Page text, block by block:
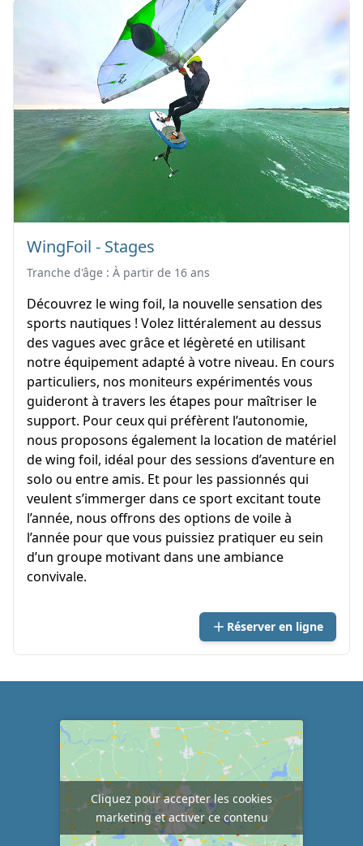
WingFoil - Stages
Tranche d'âge : À partir de 16 ans
Découvrez le wing foil, la nouvelle sensation des
sports nautiques ! Volez littéralement au dessus
des vagues avec grâce et légèreté en utilisant
notre équipement adapté à votre niveau. En cours
particuliers, nos moniteurs expérimentés vous
guideront à travers les étapes pour maîtriser le
support. Pour ceux qui préfèrent l’autonomie,
nous proposons également la location de matériel
de wing foil, idéal pour des sessions d’aventure en
solo ou entre amis. Et pour les passionnés qui
veulent s’immerger dans ce sport excitant toute
l’année, nous offrons des options de voile à
l’année pour que vous puissiez pratiquer eu sein
d’un groupe motivant dans une ambiance
convivale.
Réserver en ligne
Cliquez pour accepter les cookies
marketing et activer ce contenu